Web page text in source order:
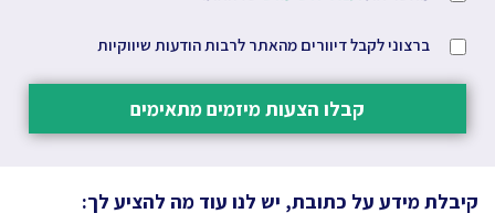
ברצוני לקבל דיוורים מהאתר לרבות הודעות שיווקיות
קבלו הצעות מיזמים מתאימים
קיבלת מידע על כתובת, יש לנו עוד מה להציע לך: